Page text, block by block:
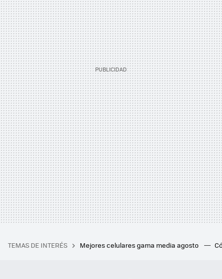
TEMAS DE INTERÉS Mejores celulares gama media agosto